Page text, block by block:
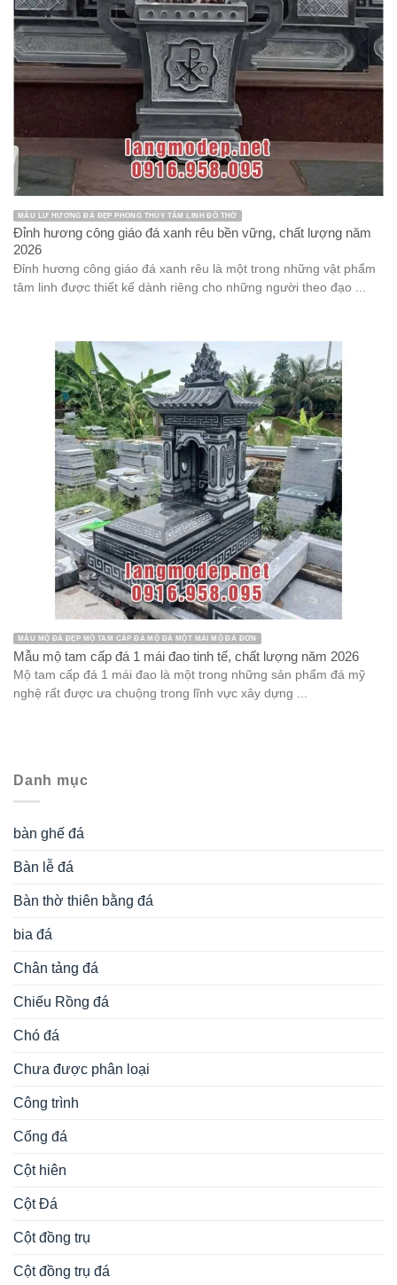
MẪU LƯ HƯƠNG ĐÁ ĐẸP PHONG THỦY TÂM LINH ĐỒ THỜ
Đỉnh hương công giáo đá xanh rêu bền vững, chất lượng năm
2026
Đỉnh hương công giáo đá xanh rêu là một trong những vật phẩm
tâm linh được thiết kế dành riêng cho những người theo đạo ...
MẪU MỘ ĐÁ ĐẸP MỘ TAM CẤP ĐÁ MỘ ĐÁ MỘT MÁI MỘ ĐÁ ĐƠN
Mẫu mộ tam cấp đá 1 mái đao tinh tế, chất lượng năm 2026
Mộ tam cấp đá 1 mái đao là một trong những sản phẩm đá mỹ
nghệ rất được ưa chuộng trong lĩnh vực xây dựng ...
Danh mục
bàn ghế đá
Bàn lễ đá
Bàn thờ thiên bằng đá
bia đá
Chân tảng đá
Chiếu Rồng đá
Chó đá
Chưa được phân loại
Công trình
Cổng đá
Cột hiên
Cột Đá
Cột đồng trụ
Cột đồng trụ đá